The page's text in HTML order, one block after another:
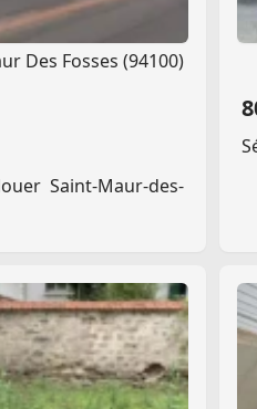
Des Fosses (94100)
Saint-Maur-des-